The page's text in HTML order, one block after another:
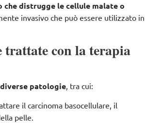
distrugge le cellule malate o
invasivo che può essere utilizzato in
trattate con la terapia
patologie, tra cui:
il carcinoma basocellulare, il
pelle.